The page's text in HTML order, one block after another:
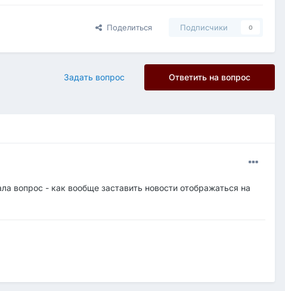
Поделиться Подписчики 0
Ответить на вопрос
Задать вопрос
вопрос - как вообще заставить новости отображаться на